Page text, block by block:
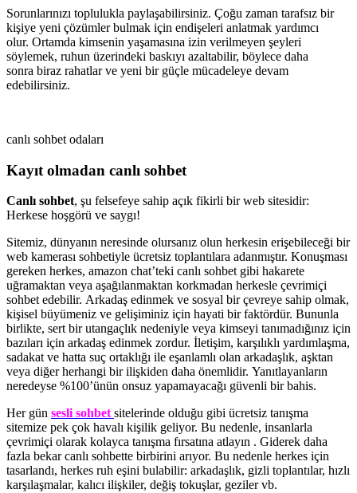
Sorunlarınızı toplulukla paylaşabilirsiniz. Çoğu zaman tarafsız bir
kişiye yeni çözümler bulmak için endişeleri anlatmak yardımcı
olur. Ortamda kimsenin yaşamasına izin verilmeyen şeyleri
söylemek, ruhun üzerindeki baskıyı azaltabilir, böylece daha
sonra biraz rahatlar ve yeni bir güçle mücadeleye devam
edebilirsiniz.
canlı sohbet odaları
Kayıt olmadan canlı sohbet
Canlı sohbet, şu felsefeye sahip açık fikirli bir web sitesidir:
Herkese hoşgörü ve saygı!
Sitemiz, dünyanın neresinde olursanız olun herkesin erişebileceği bir
web kamerası sohbetiyle ücretsiz toplantılara adanmıştır. Konuşması
gereken herkes, amazon chat’teki canlı sohbet gibi hakarete
uğramaktan veya aşağılanmaktan korkmadan herkesle çevrimiçi
sohbet edebilir. Arkadaş edinmek ve sosyal bir çevreye sahip olmak,
kişisel büyümeniz ve gelişiminiz için hayati bir faktördür. Bununla
birlikte, sert bir utangaçlık nedeniyle veya kimseyi tanımadığınız için
bazıları için arkadaş edinmek zordur. İletişim, karşılıklı yardımlaşma,
sadakat ve hatta suç ortaklığı ile eşanlamlı olan arkadaşlık, aşktan
veya diğer herhangi bir ilişkiden daha önemlidir. Yanıtlayanların
neredeyse %100’ünün onsuz yapamayacağı güvenli bir bahis.
Her gün sesli sohbet sitelerinde olduğu gibi ücretsiz tanışma
sitemize pek çok havalı kişilik geliyor. Bu nedenle, insanlarla
çevrimiçi olarak kolayca tanışma fırsatına atlayın . Giderek daha
fazla bekar canlı sohbette birbirini arıyor. Bu nedenle herkes için
tasarlandı, herkes ruh eşini bulabilir: arkadaşlık, gizli toplantılar, hızlı
karşılaşmalar, kalıcı ilişkiler, değiş tokuşlar, geziler vb.